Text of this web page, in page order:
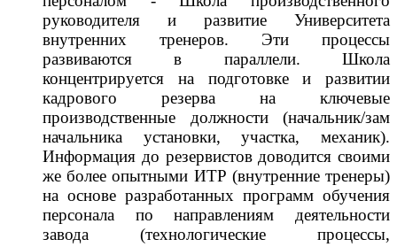
руководителя и развитие Университета
внутренних тренеров. Эти процессы
развиваются в параллели. Школа
концентрируется на подготовке и развитии
кадрового резерва на ключевые
производственные должности (начальник/зам
начальника установки, участка, механик).
Информация до резервистов доводится своими
же более опытными ИТР (внутренние тренеры)
на основе разработанных программ обучения
персонала по направлениям деятельности
завода (технологические процессы,